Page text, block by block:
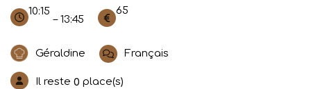
10:15
– 13:45
65
Géraldine Français
Il reste 0 place(s)